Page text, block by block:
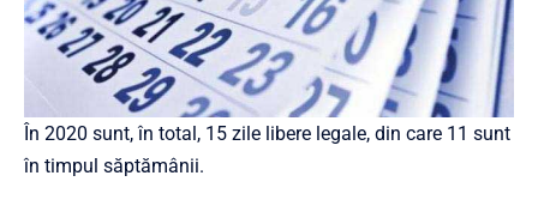
În 2020 sunt, în total, 15 zile libere legale, din care 11 sunt
în timpul săptămânii.